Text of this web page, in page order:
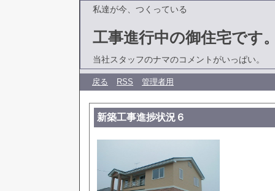
私達が今、つくっている
工事進行中の御住宅です
当社スタッフのナマのコメントがいっぱい。
戻る RSS 管理者用
新築工事進捗状況６